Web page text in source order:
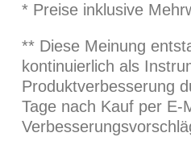
* Preise inklusive
** Diese Meinung
kontinuierlich als
Produktverbesserung
Tage nach Kauf per E-